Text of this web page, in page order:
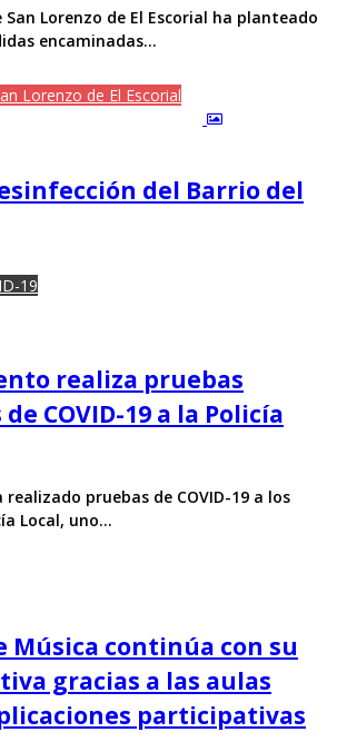
Lorenzo de El Escorial ha planteado
encaminadas…
Lorenzo de El Escorial
del Barrio del
19
realiza pruebas
COVID-19 a la Policía
pruebas de COVID-19 a los
Local, uno…
Música continúa con su
gracias a las aulas
participativas